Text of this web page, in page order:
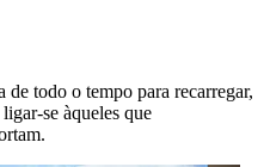
todo o tempo para recarregar,
se àqueles que